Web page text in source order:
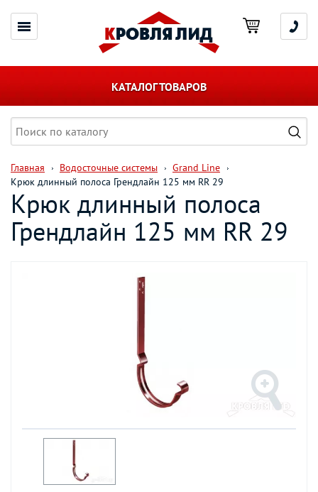
КАТАЛОГ ТОВАРОВ
Главная Водосточные системы
Grand Line
Крюк длинный полоса Грендлайн 125 мм RR 29
Крюк длинный полоса
Грендлайн 125 мм RR 29